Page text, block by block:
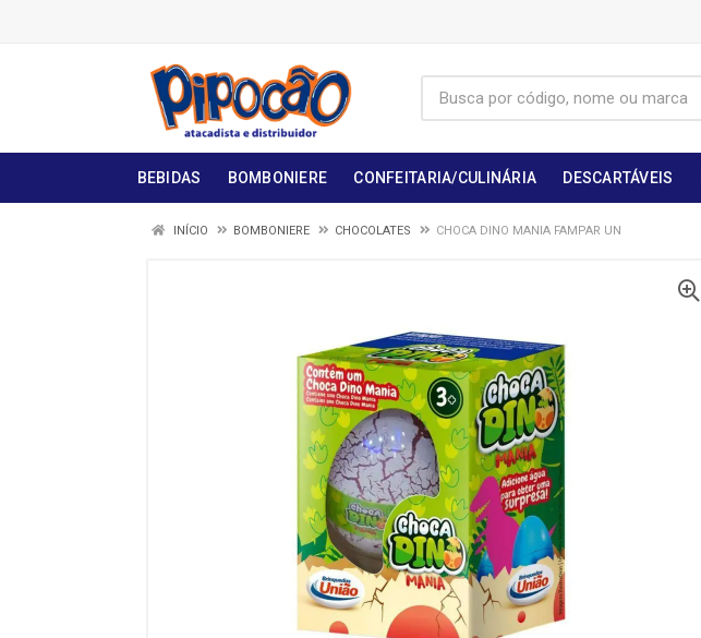
BEBIDAS BOMBONIERE CONFEITARIA/CULINÁRIA DESCARTÁVEIS
INÍCIO BOMBONIERE CHOCOLATES CHOCA DINO MANIA FAMPAR UN